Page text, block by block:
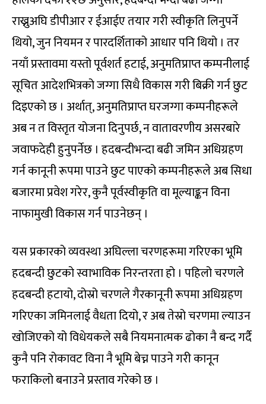
राख्नुअघि डीपीआर र ईआईए तयार गरी स्वीकृति लिनुपर्ने
थियो, जुन नियमन र पारदर्शिताको आधार पनि थियो । तर
नयाँ प्रस्तावमा यस्तो पूर्वशर्त हटाई, अनुमतिप्राप्त कम्पनीलाई
सूचित आदेशभित्रको जग्गा सिधै विकास गरी बिक्री गर्न छुट
दिइएको छ । अर्थात्, अनुमतिप्राप्त घरजग्गा कम्पनीहरूले
अब न त विस्तृत योजना दिनुपर्छ, न वातावरणीय असरबारे
जवाफदेही हुनुपर्नेछ । हदबन्दीभन्दा बढी जमिन अधिग्रहण
गर्न कानूनी रूपमा पाउने छुट पाएको कम्पनीहरूले अब सिधा
बजारमा प्रवेश गरेर, कुनै पूर्वस्वीकृति वा मूल्याङ्कन विना
नाफामुखी विकास गर्न पाउनेछन् ।
यस प्रकारको व्यवस्था अघिल्ला चरणहरूमा गरिएका भूमि
हदबन्दी छुटको स्वाभाविक निरन्तरता हो । पहिलो चरणले
हदबन्दी हटायो, दोस्रो चरणले गैरकानूनी रूपमा अधिग्रहण
गरिएका जमिनलाई वैधता दियो, र अब तेस्रो चरणमा ल्याउन
खोजिएको यो विधेयकले सबै नियमनात्मक ढोका नै बन्द गर्दै
कुनै पनि रोकावट विना नै भूमि बेच्न पाउने गरी कानून
फराकिलो बनाउने प्रस्ताव गरेको छ ।